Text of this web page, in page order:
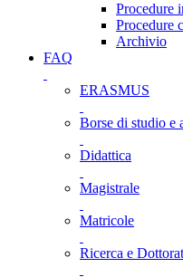
Procedure
Procedure
Archivio
FAQ
ERASMUS
Borse di studio e
Didattica
Magistrale
Matricole
Ricerca e